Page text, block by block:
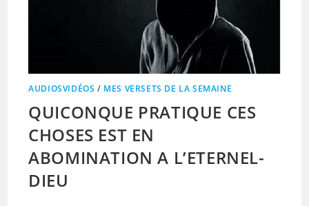
AUDIOSVIDÉOS / MES VERSETS DE LA SEMAINE
QUICONQUE PRATIQUE CES
CHOSES EST EN
ABOMINATION A L’ETERNEL-
DIEU